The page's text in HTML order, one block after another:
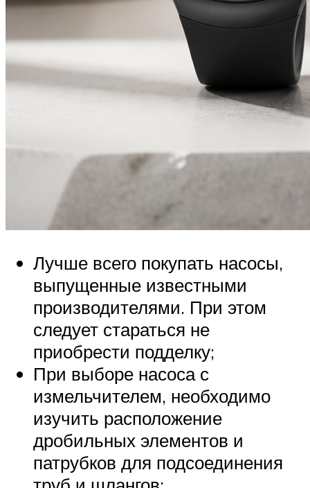
Лучше всего покупать насосы,
выпущенные известными
производителями. При этом
следует стараться не
приобрести подделку;
При выборе насоса с
измельчителем, необходимо
изучить расположение
дробильных элементов и
патрубков для подсоединения